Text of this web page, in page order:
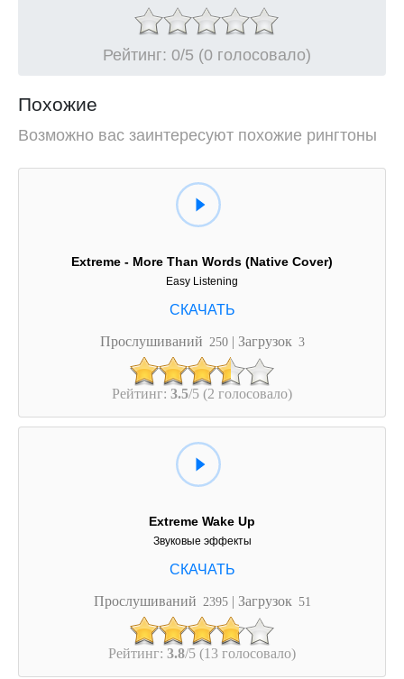
Рейтинг: 0/5 (0 голосовало)
Похожие
Возможно вас заинтересуют похожие рингтоны
Extreme - More Than Words (Native Cover)
Easy Listening
Прослушиваний 250 | Загрузок 3
Рейтинг: 3.5/5 (2 голосовало)
Extreme Wake Up
Звуковые эффекты
Прослушиваний 2395 | Загрузок 51
Рейтинг: 3.8/5 (13 голосовало)